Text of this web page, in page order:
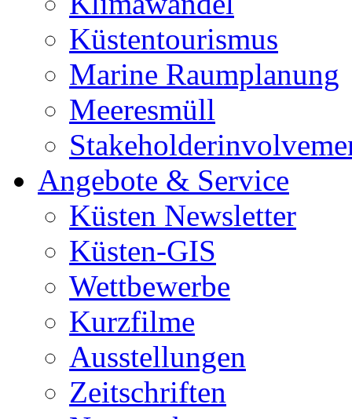
Küstentourismus
Marine Raumplanung
Meeresmüll
Angebote & Service
Küsten Newsletter
Küsten-GIS
Wettbewerbe
Kurzfilme
Ausstellungen
Zeitschriften